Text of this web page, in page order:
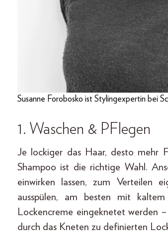
Susanne Forobosko ist Stylingexpertin bei
1. Waschen & PFlegen
Je lockiger das Haar, desto mehr
Shampoo ist die richtige Wahl.
einwirken lassen, zum Verteilen
ausspülen, am besten mit
Lockencreme eingeknetet werden
durch das Kneten zu definierten